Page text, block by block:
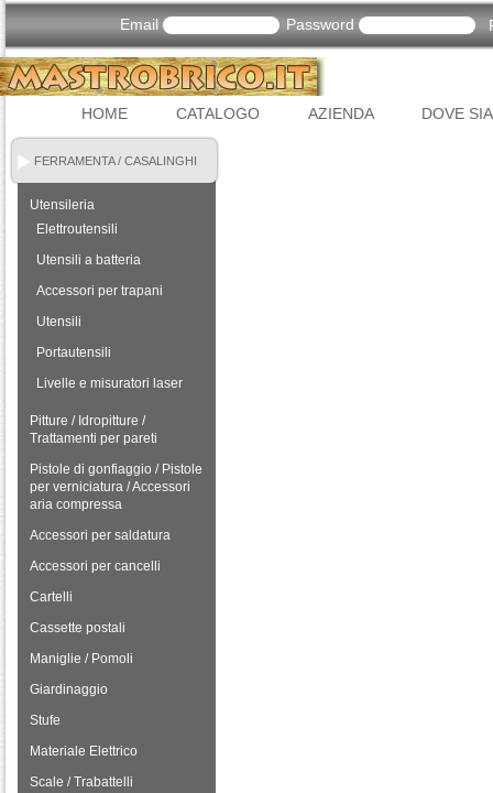
Email Password
HOME CATALOGO AZIENDA DOVE
FERRAMENTA / CASALINGHI
Utensileria
Elettroutensili
Utensili a batteria
Accessori per trapani
Utensili
Portautensili
Livelle e misuratori laser
Pitture / Idropitture /
Trattamenti per pareti
Pistole di gonfiaggio / Pistole
per verniciatura / Accessori
aria compressa
Accessori per saldatura
Accessori per cancelli
Cartelli
Cassette postali
Maniglie / Pomoli
Giardinaggio
Stufe
Materiale Elettrico
Scale / Trabattelli